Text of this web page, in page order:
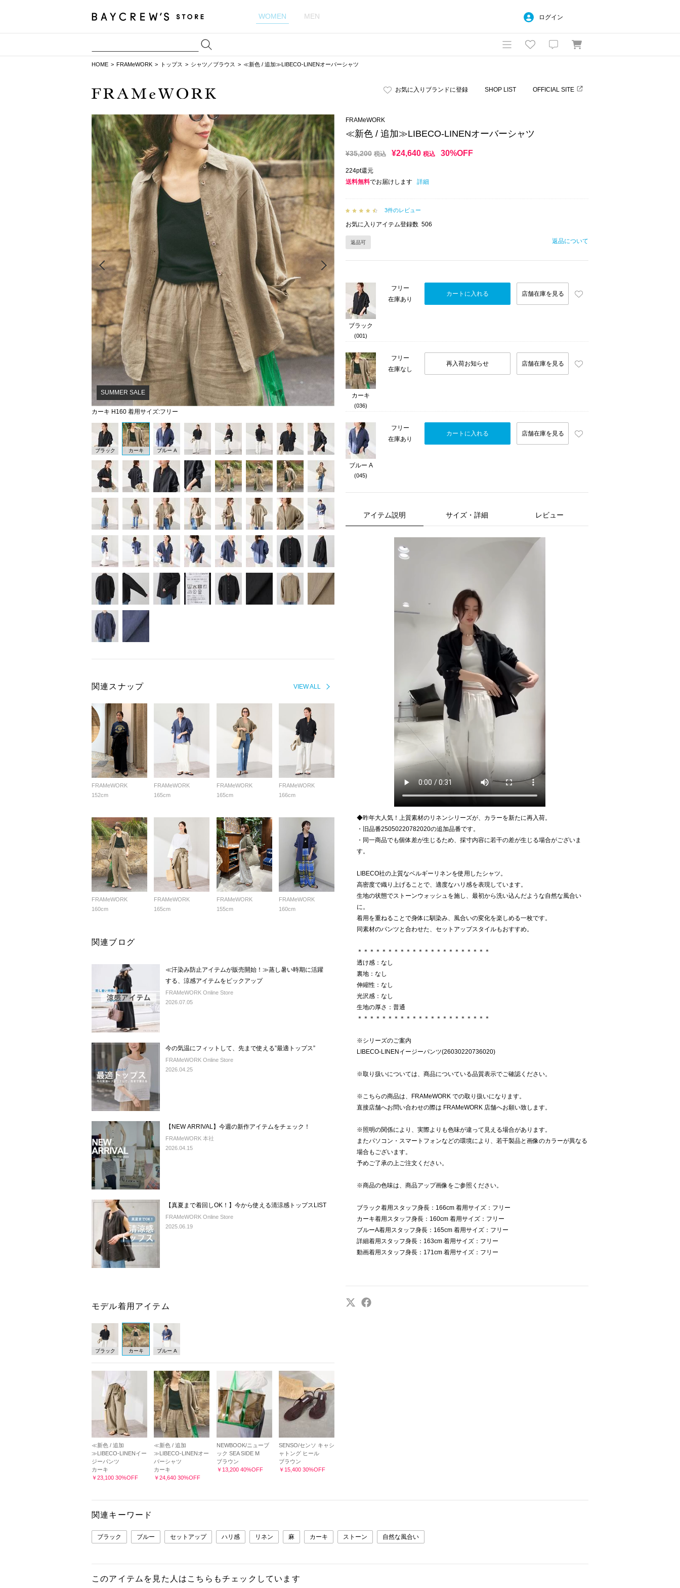
WOMEN MEN ログイン
HOME FRAMeWORK トップス シャツ／ブラウス ≪新色 / 追加≫LIBECO-LINENオーバーシャツ
お気に入りブランドに登録 SHOP LIST OFFICIAL SITE
カーキ H160 着用サイズ:フリー
Next
Prev
SUMMER SALE
ブラック カーキ ブルー A
VIEW ALL
関連スナップ
FRAMeWORK
152cm
FRAMeWORK
165cm
FRAMeWORK
165cm
FRAMeWORK
166cm
FRAMeWORK
160cm
FRAMeWORK
165cm
FRAMeWORK
155cm
FRAMeWORK
160cm
関連ブログ
≪汗染み防止アイテムが販売開始！≫蒸し暑い時期に活躍
する、涼感アイテムをピックアップ
FRAMeWORK Online Store
2026.07.05
今の気温にフィットして、先まで使える”最適トップス”
FRAMeWORK Online Store
2026.04.25
【NEW ARRIVAL】今週の新作アイテムをチェック！
FRAMeWORK 本社
2026.04.15
【真夏まで着回しOK！】今から使える清涼感トップスLIST
FRAMeWORK Online Store
2025.06.19
モデル着用アイテム
ブラック カーキ ブルー A
≪新色 / 追加
≫LIBECO-LINENイー
ジーパンツ
カーキ
￥23,100 30%OFF
≪新色 / 追加
≫LIBECO-LINENオー
バーシャツ
カーキ
￥24,640 30%OFF
NEWBOOK/ニューブ
ック SEA SIDE M
ブラウン
￥13,200 40%OFF
SENSO/センソ キャシ
ャトング ヒール
ブラウン
￥15,400 30%OFF
FRAMeWORK
≪新色 / 追加≫LIBECO-LINENオーバーシャツ
¥35,200 税込 ¥24,640 税込 30%OFF
224pt還元
送料無料でお届けします 詳細
3件のレビュー
お気に入りアイテム登録数 506
返品可 返品について
ブラック
(001)
フリー
在庫あり
カートに入れる 店舗在庫を見る
カーキ
(036)
フリー
在庫なし
再入荷お知らせ 店舗在庫を見る
ブルー A
(045)
フリー
在庫あり
カートに入れる 店舗在庫を見る
アイテム説明 サイズ・詳細 レビュー
◆昨年大人気！上質素材のリネンシリーズが、カラーを新たに再入荷。
・旧品番25050220782020の追加品番です。
・同一商品でも個体差が生じるため、採寸内容に若干の差が生じる場合がございま
す。
LIBECO社の上質なベルギーリネンを使用したシャツ。
高密度で織り上げることで、適度なハリ感を表現しています。
生地の状態でストーンウォッシュを施し、最初から洗い込んだような自然な風合い
に。
着用を重ねることで身体に馴染み、風合いの変化を楽しめる一枚です。
同素材のパンツと合わせた、セットアップスタイルもおすすめ。
＊＊＊＊＊＊＊＊＊＊＊＊＊＊＊＊＊＊＊＊＊＊
透け感：なし
裏地：なし
伸縮性：なし
光沢感：なし
生地の厚さ：普通
＊＊＊＊＊＊＊＊＊＊＊＊＊＊＊＊＊＊＊＊＊＊
※シリーズのご案内
LIBECO-LINENイージーパンツ(26030220736020)
※取り扱いについては、商品についている品質表示でご確認ください。
※こちらの商品は、FRAMeWORK での取り扱いになります。
直接店舗へお問い合わせの際は FRAMeWORK 店舗へお願い致します。
※照明の関係により、実際よりも色味が違って見える場合があります。
またパソコン・スマートフォンなどの環境により、若干製品と画像のカラーが異なる
場合もございます。
予めご了承の上ご注文ください。
※商品の色味は、商品アップ画像をご参照ください。
ブラック着用スタッフ身長：166cm 着用サイズ：フリー
カーキ着用スタッフ身長：160cm 着用サイズ：フリー
ブルーA着用スタッフ身長：165cm 着用サイズ：フリー
詳細着用スタッフ身長：163cm 着用サイズ：フリー
動画着用スタッフ身長：171cm 着用サイズ：フリー
関連キーワード
ブラック ブルー セットアップ ハリ感 リネン 麻 カーキ ストーン 自然な風合い
このアイテムを見た人はこちらもチェックしています